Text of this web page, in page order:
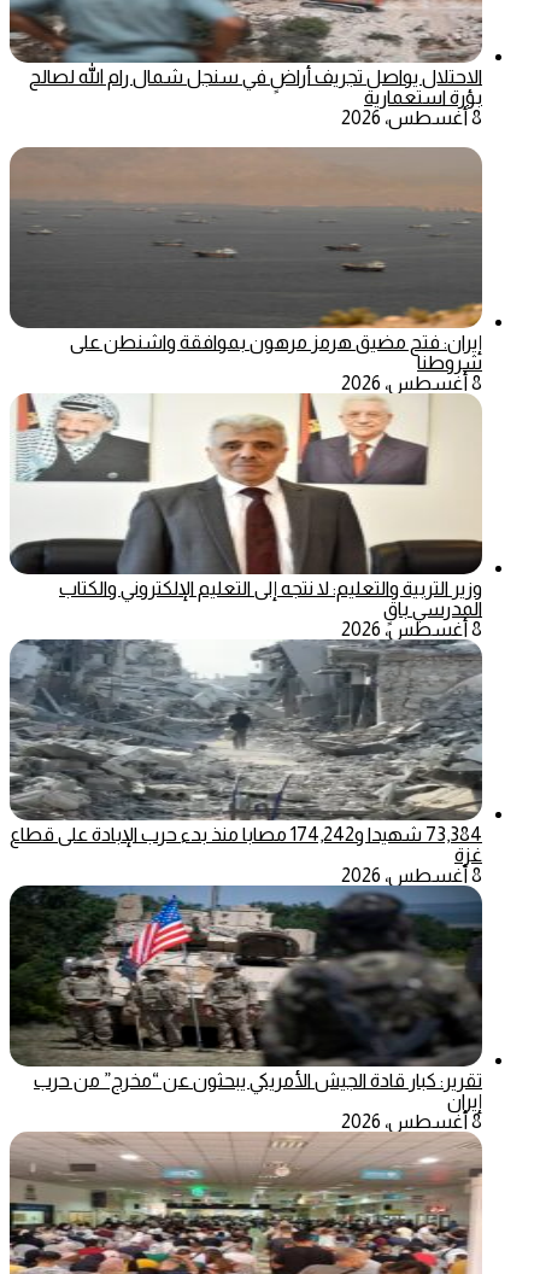
الاحتلال يواصل تجريف أراضٍ في سنجل شمال رام الله لصالح
بؤرة استعمارية
8 أغسطس، 2026
إيران: فتح مضيق هرمز مرهون بموافقة واشنطن على
شروطنا
8 أغسطس، 2026
وزير التربية والتعليم: لا نتجه إلى التعليم الإلكتروني والكتاب
المدرسي باقٍ
8 أغسطس، 2026
73,384 شهيدا و174,242 مصابا منذ بدء حرب الإبادة على قطاع
غزة
8 أغسطس، 2026
تقرير: كبار قادة الجيش الأمريكي يبحثون عن “مخرج” من حرب
إيران
8 أغسطس، 2026